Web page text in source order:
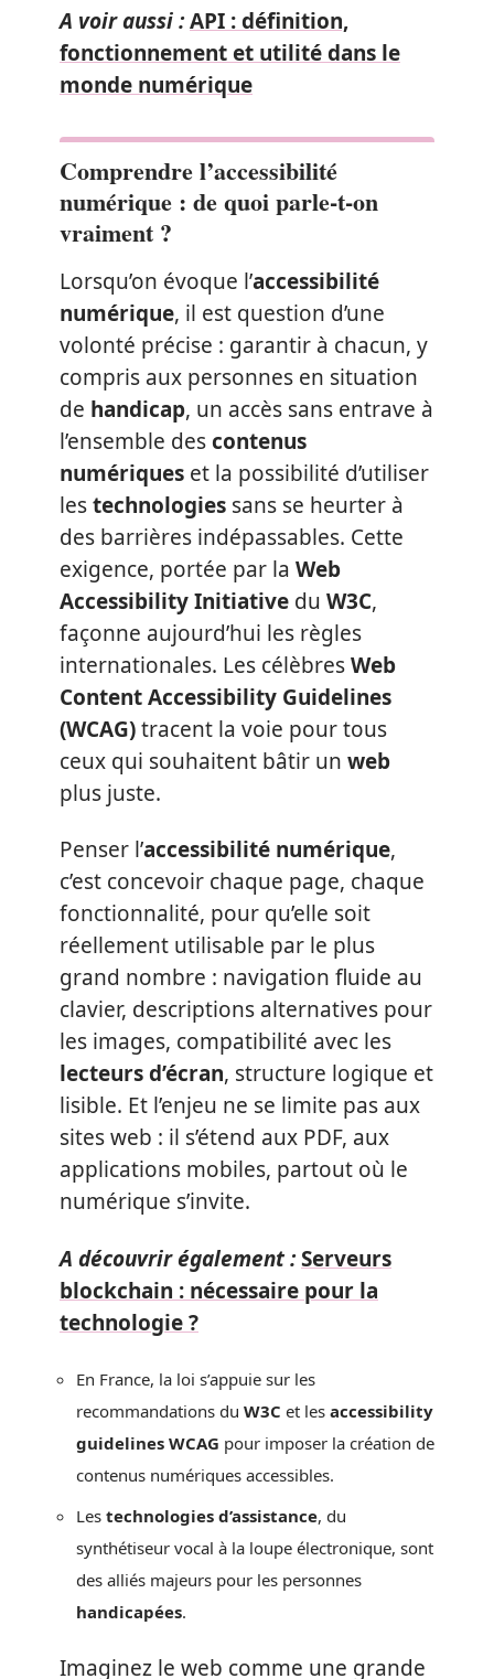
A voir aussi :API : définition,
fonctionnement et utilité dans le
monde numérique
Comprendre l’accessibilité
numérique : de quoi parle-t-on
vraiment ?
Lorsqu’on évoque l’accessibilité
numérique, il est question d’une
volonté précise : garantir à chacun, y
compris aux personnes en situation
de handicap, un accès sans entrave à
l’ensemble descontenus
numériques et la possibilité d’utiliser
lestechnologies sans se heurter à
des barrières indépassables. Cette
exigence, portée par la Web
Accessibility Initiative du W3C,
façonne aujourd’hui les règles
internationales. Les célèbresWeb
Content Accessibility Guidelines
(WCAG)tracent la voie pour tous
ceux qui souhaitent bâtir un web
plus juste.
Penser l’accessibilité numérique,
c’est concevoir chaque page, chaque
fonctionnalité, pour qu’elle soit
réellement utilisable par le plus
grand nombre : navigation fluide au
clavier, descriptions alternatives pour
les images, compatibilité avec les
lecteurs d’écran, structure logique et
lisible. Et l’enjeu ne se limite pas aux
sites web : il s’étend aux PDF, aux
applications mobiles, partout où le
numérique s’invite.
A découvrir également :Serveurs
blockchain : nécessaire pour la
technologie ?
En France, la loi s’appuie sur les
recommandations du W3C et les accessibility
guidelines WCAG pour imposer la création de
contenus numériques accessibles.
Les technologies d’assistance, du
synthétiseur vocal à la loupe électronique, sont
des alliés majeurs pour les personnes
handicapées.
Imaginez le web comme une grande